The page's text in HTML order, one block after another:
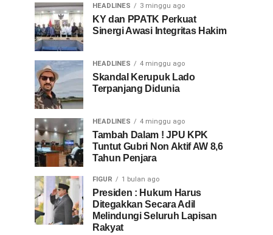
HEADLINES 3 minggu ago
KY dan PPATK Perkuat
Sinergi Awasi Integritas Hakim
HEADLINES 4 minggu ago
Skandal Kerupuk Lado
Terpanjang Didunia
HEADLINES 4 minggu ago
Tambah Dalam ! JPU KPK
Tuntut Gubri Non Aktif AW 8,6
Tahun Penjara
FIGUR 1 bulan ago
Presiden : Hukum Harus
Ditegakkan Secara Adil
Melindungi Seluruh Lapisan
Rakyat